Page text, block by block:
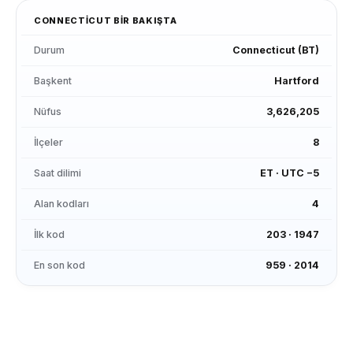
CONNECTICUT BİR BAKIŞTA
Durum Connecticut (BT)
Başkent Hartford
Nüfus 3,626,205
İlçeler 8
Saat dilimi ET · UTC −5
Alan kodları 4
İlk kod 203 · 1947
En son kod 959 · 2014